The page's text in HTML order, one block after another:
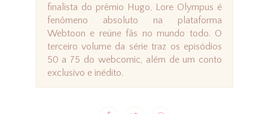
finalista do prêmio Hugo, Lore Olympus é
fenômeno absoluto na plataforma
Webtoon e reúne fãs no mundo todo. O
terceiro volume da série traz os episódios
50 a 75 do webcomic, além de um conto
exclusivo e inédito.